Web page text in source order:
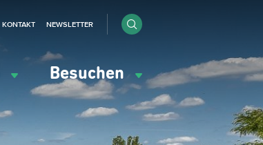
Besuchen
KONTAKT NEWSLETTER